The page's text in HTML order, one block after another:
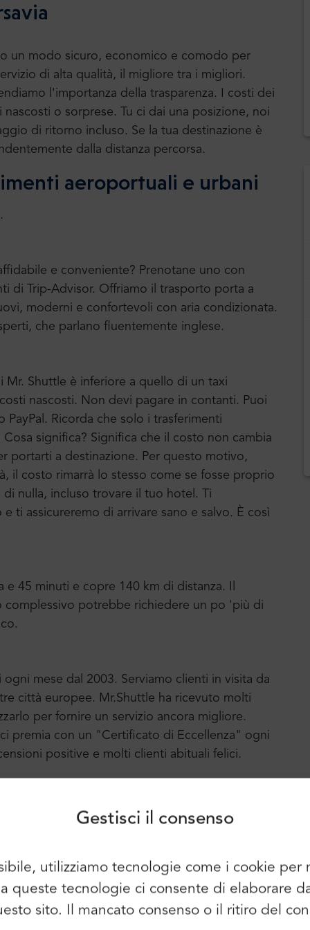
Gestisci il consenso
utilizziamo tecnologie come i cookie per
queste tecnologie ci consente di elaborare
sito. Il mancato consenso o il ritiro del
un modo sicuro, economico e comodo per
di alta qualità, il migliore tra i migliori.
l'importanza della trasparenza. I costi dei
o sorprese. Tu ci dai una posizione, noi
di ritorno incluso. Se la tua destinazione è
dalla distanza percorsa.
aeroportuali e urbani
e conveniente? Prenotane uno con
di Trip-Advisor. Offriamo il trasporto porta a
moderni e confortevoli con aria condizionata.
che parlano fluentemente inglese.
Shuttle è inferiore a quello di un taxi
nascosti. Non devi pagare in contanti. Puoi
Ricorda che solo i trasferimenti
significa? Significa che il costo non cambia
portarti a destinazione. Per questo motivo,
il costo rimarrà lo stesso come se fosse proprio
nulla, incluso trovare il tuo hotel. Ti
ti assicureremo di arrivare sano e salvo. È così
45 minuti e copre 140 km di distanza. Il
potrebbe richiedere un po 'più di
mese dal 2003. Serviamo clienti in visita da
città europee. Mr.Shuttle ha ricevuto molti
per fornire un servizio ancora migliore.
premia con un "Certificato di Eccellenza" ogni
positive e molti clienti abituali felici.
Highlights Tour, Treblinka Concentration
Tour. Se stai cercando la migliore offerta, ti
Accesso Iscriviti
Continuare a utilizzare i seguenti
È possibile utilizzare anche l'e-mail e
la password:
Nome: